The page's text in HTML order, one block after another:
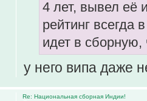
4 лет, вывел её
рейтинг всегда
идет в сборную,
у него випа даже
Re: Национальная сборная Индии!